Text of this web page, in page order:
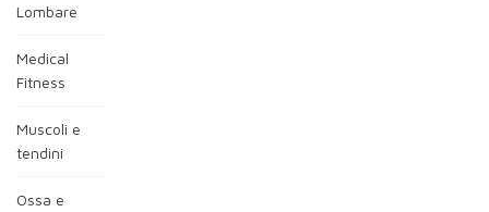
Lombare
Medical
Fitness
Muscoli e
tendini
Ossa e